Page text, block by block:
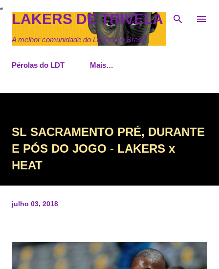
Pular para o conteúdo principal
LAKERS DE TRIVELA
A melhor comunidade do Lakers no Brasil
Pérolas do LDT Mais…
SL SACRAMENTO PRÉ, DURANTE
E PÓS DO JOGO - LAKERS x
HEAT
julho 03, 2018